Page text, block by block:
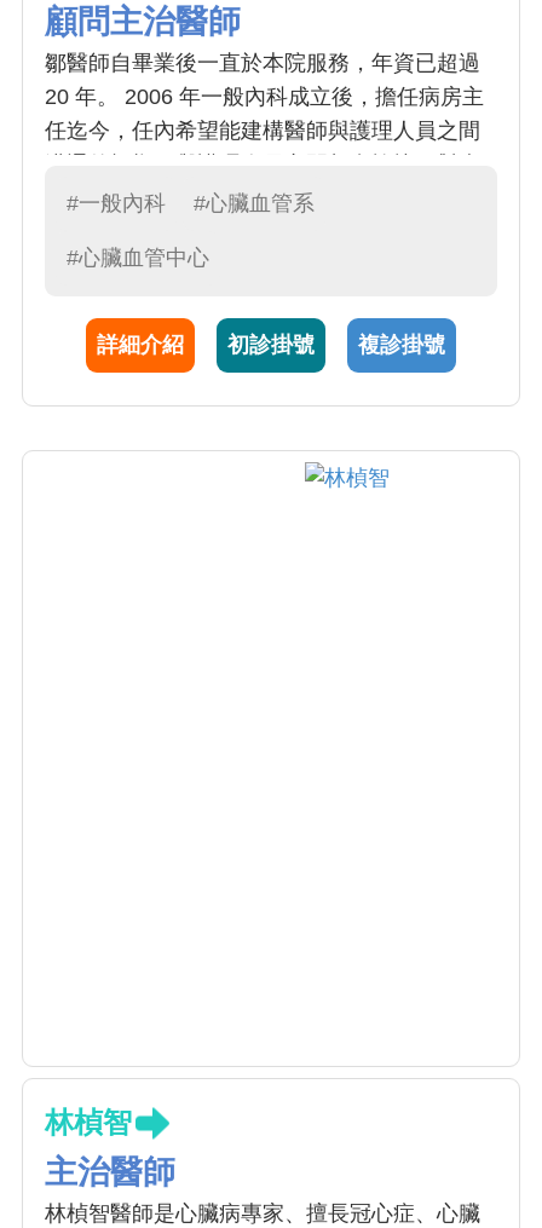
顧問主治醫師
鄒醫師自畢業後一直於本院服務，年資已超過
20 年。 2006 年一般內科成立後，擔任病房主
任迄今，任內希望能建構醫師與護理人員之間
人細心及有耐心，是一位不可多得的好醫師。
於心臟超音波、心臟衰竭、高血壓及整合式醫
泳，並注重家庭生活，家庭與工作兼顧是大家
的好榜樣
#一般內科 #心臟血管系
#心臟血管中心
詳細介紹 初診掛號 複診掛號
林楨智
主治醫師
林楨智醫師是心臟病專家、擅長冠心症、心臟